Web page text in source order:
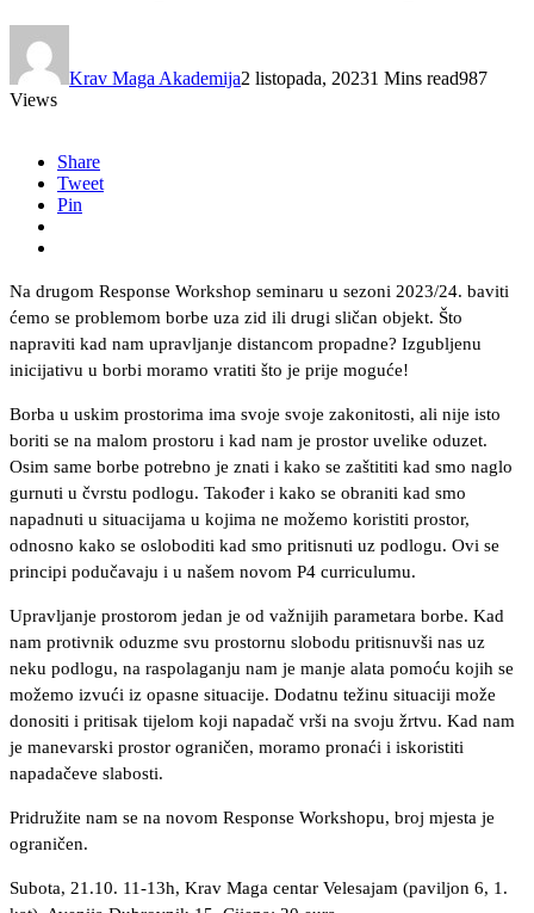
Krav Maga Akademija2 listopada, 20231 Mins read987
Views
Share
Tweet
Pin
Na drugom Response Workshop seminaru u sezoni 2023/24. baviti
ćemo se problemom borbe uza zid ili drugi sličan objekt. Što
napraviti kad nam upravljanje distancom propadne? Izgubljenu
inicijativu u borbi moramo vratiti što je prije moguće!
Borba u uskim prostorima ima svoje svoje zakonitosti, ali nije isto
boriti se na malom prostoru i kad nam je prostor uvelike oduzet.
Osim same borbe potrebno je znati i kako se zaštititi kad smo naglo
gurnuti u čvrstu podlogu. Također i kako se obraniti kad smo
napadnuti u situacijama u kojima ne možemo koristiti prostor,
odnosno kako se osloboditi kad smo pritisnuti uz podlogu. Ovi se
principi podučavaju i u našem novom P4 curriculumu.
Upravljanje prostorom jedan je od važnijih parametara borbe. Kad
nam protivnik oduzme svu prostornu slobodu pritisnuvši nas uz
neku podlogu, na raspolaganju nam je manje alata pomoću kojih se
možemo izvući iz opasne situacije. Dodatnu težinu situaciji može
donositi i pritisak tijelom koji napadač vrši na svoju žrtvu. Kad nam
je manevarski prostor ograničen, moramo pronaći i iskoristiti
napadačeve slabosti.
Pridružite nam se na novom Response Workshopu, broj mjesta je
ograničen.
Subota, 21.10. 11-13h, Krav Maga centar Velesajam (paviljon 6, 1.